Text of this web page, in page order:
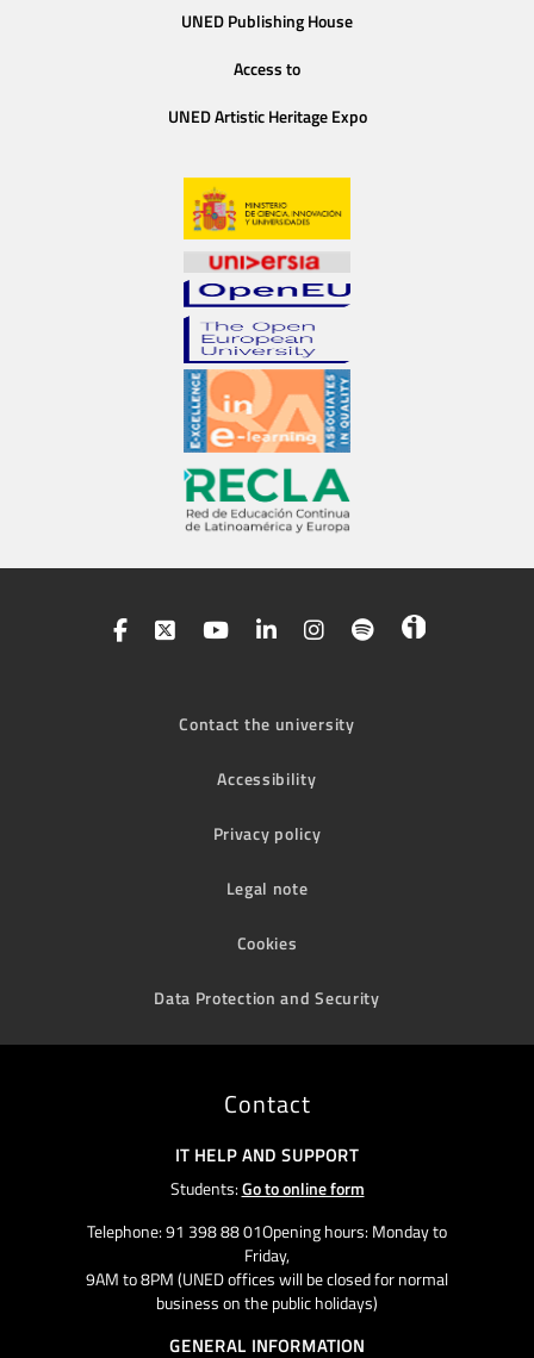
UNED Publishing House
Access to
UNED Artistic Heritage Expo
Contact the university
Accessibility
Privacy policy
Legal note
Cookies
Data Protection and Security
Contact
IT HELP AND SUPPORT
Students:Go to online form
Telephone: 91 398 88 01Opening hours: Monday to
Friday,
9AM to 8PM (UNED offices will be closed for normal
business on the public holidays)
GENERAL INFORMATION